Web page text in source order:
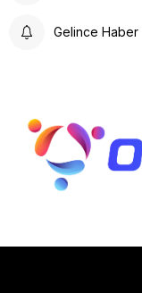
Gelince Haber